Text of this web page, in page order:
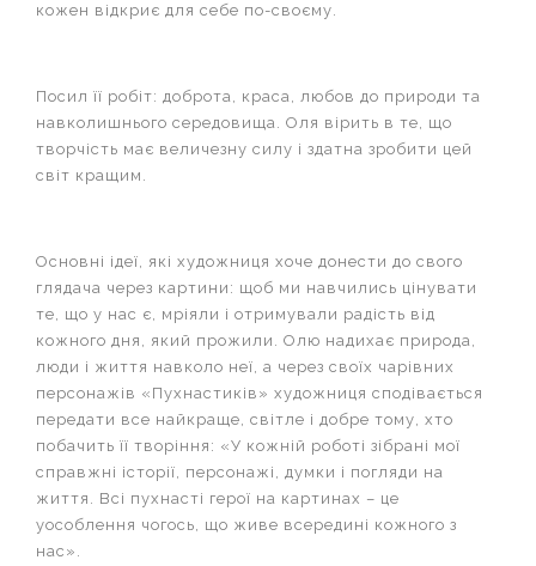
кожен відкриє для себе по-своєму.
Посил її робіт: доброта, краса, любов до природи та
навколишнього середовища. Оля вірить в те, що
творчість має величезну силу і здатна зробити цей
світ кращим.
Основні ідеї, які художниця хоче донести до свого
глядача через картини: щоб ми навчились цінувати
те, що у нас є, мріяли і отримували радість від
кожного дня, який прожили. Олю надихає природа,
люди і життя навколо неї, а через своїх чарівних
персонажів «Пухнастиків» художниця сподівається
передати все найкраще, світле і добре тому, хто
побачить її творіння: «У кожній роботі зібрані мої
справжні історії, персонажі, думки і погляди на
життя. Bcі пухнасті герої на картинах – це
уособлення чогось, що живе всередині кожного з
нас».